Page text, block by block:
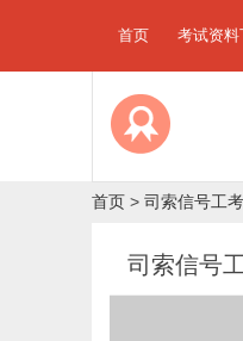
首页 考试资料
首页 > 司索信号工
司索信号